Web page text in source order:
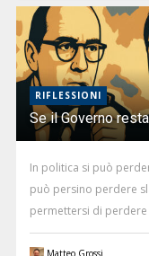
RIFLESSIONI
Se il Governo
In politica si può
può persino perdere
permettersi di perdere
Matteo Grossi